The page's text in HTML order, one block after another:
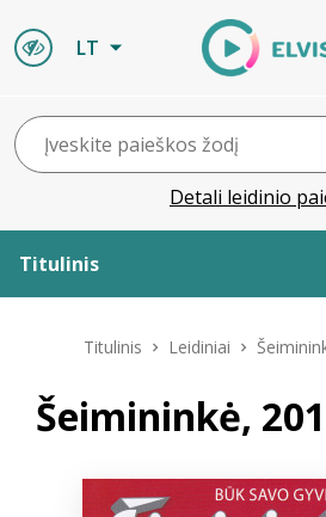
LT
Detali leidinio
Titulinis
Leidiniai
Titulinis Leidiniai
Šeimininkė,